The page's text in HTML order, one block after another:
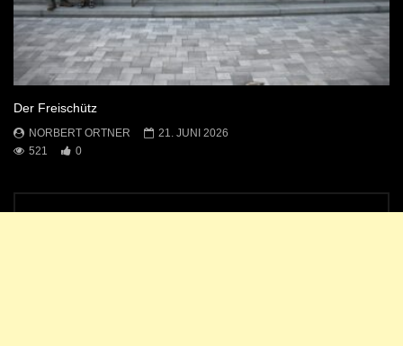
Der Freischütz
NORBERT ORTNER
21. JUNI 2026
521
0